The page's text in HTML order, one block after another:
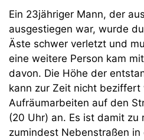
Ein 23jähriger Mann, der
ausgestiegen war, wurde
Äste schwer verletzt und
eine weitere Person kam
davon. Die Höhe der
kann zur Zeit nicht beziffert
Aufräumarbeiten auf den
(20 Uhr) an. Es ist damit zu
zumindest Nebenstraßen in